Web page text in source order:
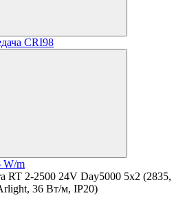
CRI98
W/m
RT 2-2500 24V Day5000 5x2 (2835,
36 Вт/м, IP20)